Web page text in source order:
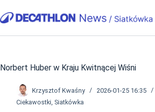
do
Norbert Huber w Kraju Kwitnącej Wiśni
Krzysztof Kwaśny
2026-01-25 16:35
Ciekawostki, Siatkówka